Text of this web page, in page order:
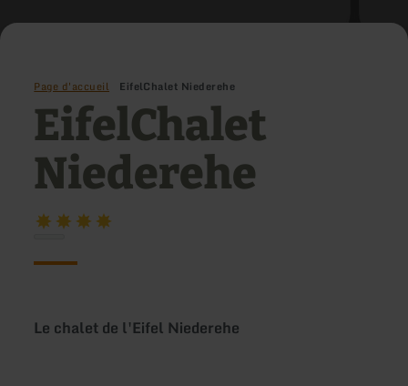
Page d'accueil EifelChalet Niederehe
EifelChalet
Niederehe
Le chalet de l'Eifel Niederehe